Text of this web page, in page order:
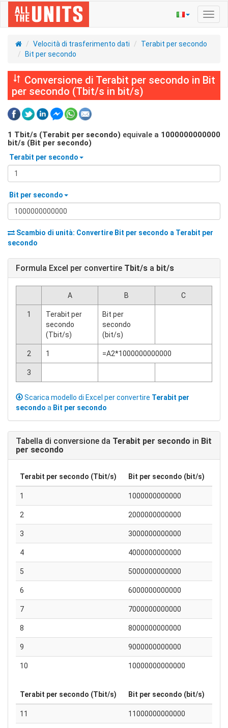
Velocità di trasferimento dati
Terabit per secondo
Bit per secondo
Conversione di Terabit per secondo in Bit
per secondo (Tbit/s in bit/s)
1 Tbit/s (Terabit per secondo) equivale a 1000000000000
bit/s (Bit per secondo)
Terabit per secondo
Bit per secondo
Scambio di unità: Convertire Bit per secondo a Terabit per
secondo
Formula Excel per convertire Tbit/s a bit/s
A B C
1
Terabit per
secondo
(Tbit/s)
Bit per
secondo
(bit/s)
2 1 =A2*1000000000000
3
Scarica modello di Excel per convertire Terabit per
secondo a Bit per secondo
Tabella di conversione da Terabit per secondo in Bit
per secondo
Terabit per secondo (Tbit/s) Bit per secondo (bit/s)
1 1000000000000
2 2000000000000
3 3000000000000
4 4000000000000
5 5000000000000
6 6000000000000
7 7000000000000
8 8000000000000
9 9000000000000
10 10000000000000
Terabit per secondo (Tbit/s) Bit per secondo (bit/s)
11 11000000000000